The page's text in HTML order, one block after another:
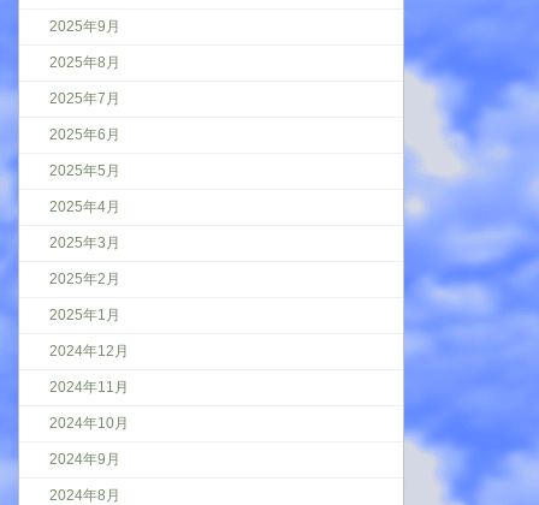
2025年9月
2025年8月
2025年7月
2025年6月
2025年5月
2025年4月
2025年3月
2025年2月
2025年1月
2024年12月
2024年11月
2024年10月
2024年9月
2024年8月